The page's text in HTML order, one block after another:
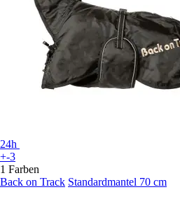
24h
+-3
1 Farben
Back on Track Standardmantel 70 cm